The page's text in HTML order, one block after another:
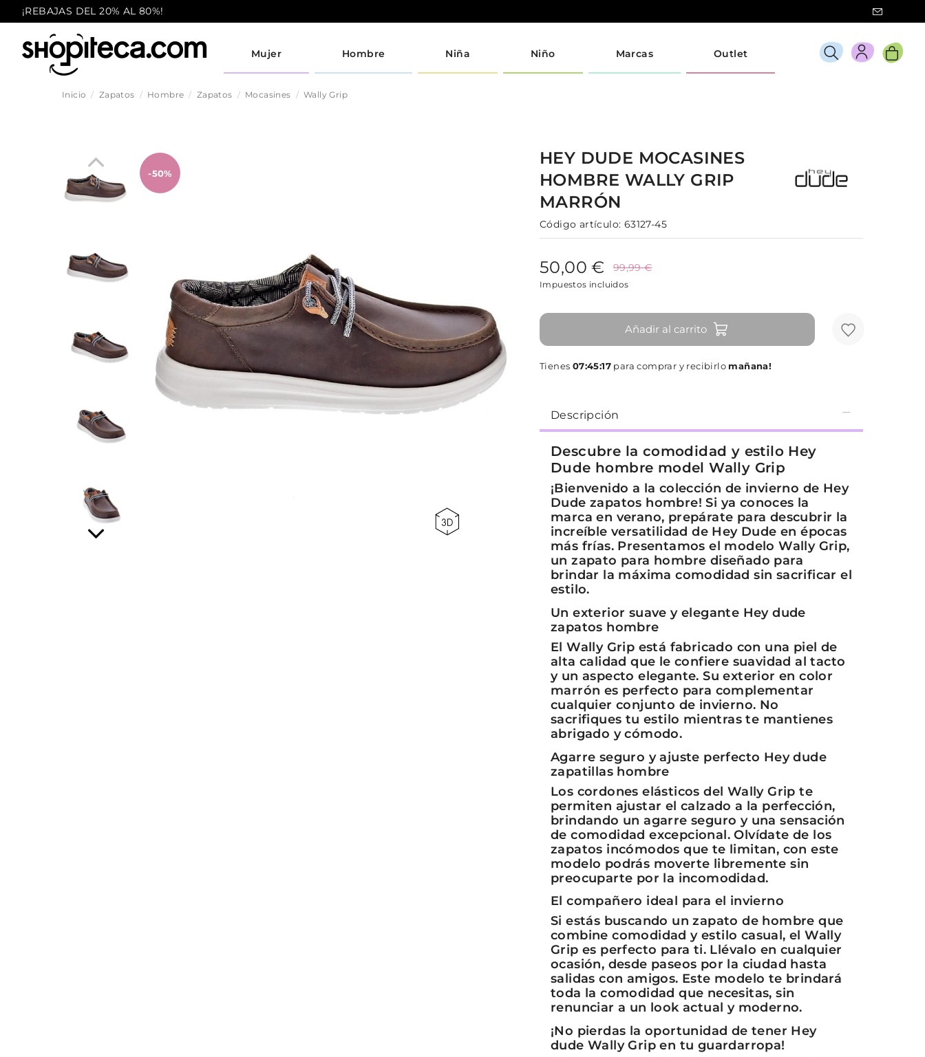
¡REBAJAS DEL 20% AL 80%!
Mujer Hombre Niña Niño Marcas Outlet
Inicio Zapatos Hombre Zapatos Mocasines Wally Grip
-50%
HEY DUDE MOCASINES
HOMBRE WALLY GRIP
MARRÓN
Código artículo: 63127-45
50,00 € 99,99 €
Impuestos incluidos
Añadir al carrito
Tienes 07:45:17 para comprar y recibirlo mañana!
Descripción
Descubre la comodidad y estilo Hey
Dude hombre model Wally Grip
¡Bienvenido a la colección de invierno de Hey
Dude zapatos hombre! Si ya conoces la
marca en verano, prepárate para descubrir la
increíble versatilidad de Hey Dude en épocas
más frías. Presentamos el modelo Wally Grip,
un zapato para hombre diseñado para
brindar la máxima comodidad sin sacrificar el
estilo.
Un exterior suave y elegante Hey dude
zapatos hombre
El Wally Grip está fabricado con una piel de
alta calidad que le confiere suavidad al tacto
y un aspecto elegante. Su exterior en color
marrón es perfecto para complementar
cualquier conjunto de invierno. No
sacrifiques tu estilo mientras te mantienes
abrigado y cómodo.
Agarre seguro y ajuste perfecto Hey dude
zapatillas hombre
Los cordones elásticos del Wally Grip te
permiten ajustar el calzado a la perfección,
brindando un agarre seguro y una sensación
de comodidad excepcional. Olvídate de los
zapatos incómodos que te limitan, con este
modelo podrás moverte libremente sin
preocuparte por la incomodidad.
El compañero ideal para el invierno
Si estás buscando un zapato de hombre que
combine comodidad y estilo casual, el Wally
Grip es perfecto para ti. Llévalo en cualquier
ocasión, desde paseos por la ciudad hasta
salidas con amigos. Este modelo te brindará
toda la comodidad que necesitas, sin
renunciar a un look actual y moderno.
¡No pierdas la oportunidad de tener Hey
dude Wally Grip en tu guardarropa!